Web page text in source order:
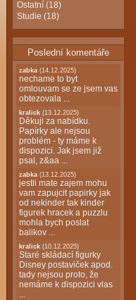
Ostatní (18)
Studie (18)
Poslední komentáře
zabka (14.12.2025)
nechame to byt
omlouvam se ze jsem vas
obtezovala ...
kralick (13.12.2025)
Děkuji za nabídku.
Papírky ale nejsou
problém - ty máme k
dispozici. Jak jsem již
psal, z&aa ...
zabka (13.12.2025)
jestli mate zajem mohu
vam zapujcit papirky jak
od nekinder tak kinder
figurek hracek a puzzlu
mohla bych poslat
balikov ...
kralick (10.12.2025)
Staré skládací figurky
Disney postaviček apod.
tady nejsou proto, že
nemáme k dispozici vlas
...